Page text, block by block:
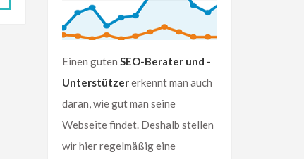
Einen guten SEO-Berater und -
Unterstützererkennt man auch
daran, wie gut man seine
Webseite findet. Deshalb stellen
wir hier regelmäßig eine